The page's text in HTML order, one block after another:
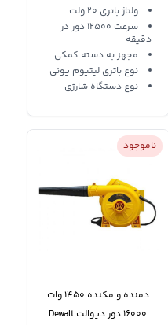
WG545ولتاژ باتری 20 ولت
سرعت 12500 دور در
دقیقه
مجهز به دسته کمکی
نوع باتری لیتیوم یونی
نوع دستگاه شارژی
ناموجود
دمنده و مکنده 1450 وات
16000 دور دیوالت Dewalt